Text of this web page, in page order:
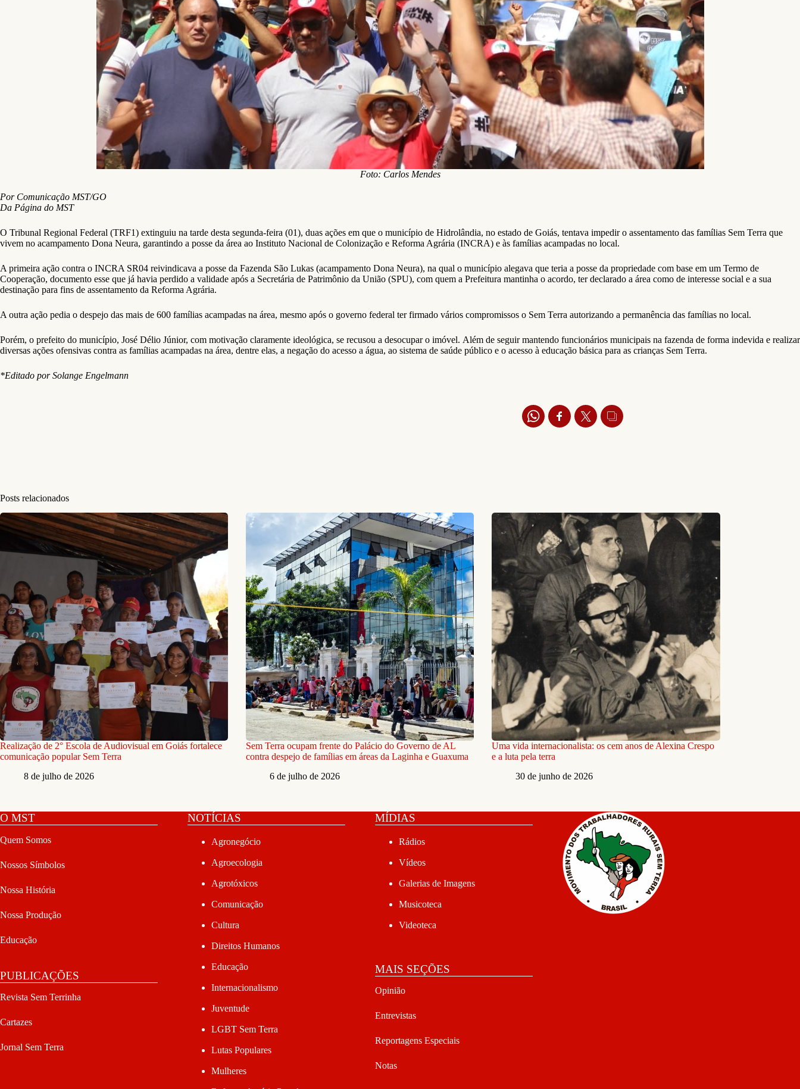
Foto: Carlos Mendes
Por Comunicação MST/GO
Da Página do MST
O Tribunal Regional Federal (TRF1) extinguiu na tarde desta segunda-feira (01), duas ações em que o município de Hidrolândia, no estado de Goiás, tentava impedir o assentamento das famílias Sem Terra que
vivem no acampamento Dona Neura, garantindo a posse da área ao Instituto Nacional de Colonização e Reforma Agrária (INCRA) e às famílias acampadas no local.
A primeira ação contra o INCRA SR04 reivindicava a posse da Fazenda São Lukas (acampamento Dona Neura), na qual o município alegava que teria a posse da propriedade com base em um Termo de
Cooperação, documento esse que já havia perdido a validade após a Secretária de Patrimônio da União (SPU), com quem a Prefeitura mantinha o acordo, ter declarado a área como de interesse social e a sua
destinação para fins de assentamento da Reforma Agrária.
A outra ação pedia o despejo das mais de 600 famílias acampadas na área, mesmo após o governo federal ter firmado vários compromissos o Sem Terra autorizando a permanência das famílias no local.
Porém, o prefeito do município, José Délio Júnior, com motivação claramente ideológica, se recusou a desocupar o imóvel. Além de seguir mantendo funcionários municipais na fazenda de forma indevida e realizar
diversas ações ofensivas contra as famílias acampadas na área, dentre elas, a negação do acesso a água, ao sistema de saúde público e o acesso à educação básica para as crianças Sem Terra.
*Editado por Solange Engelmann
Posts relacionados
Realização de 2° Escola de Audiovisual em Goiás fortalece
comunicação popular Sem Terra
8 de julho de 2026
Sem Terra ocupam frente do Palácio do Governo de AL
contra despejo de famílias em áreas da Laginha e Guaxuma
6 de julho de 2026
Uma vida internacionalista: os cem anos de Alexina Crespo
e a luta pela terra
30 de junho de 2026
O MST
Quem Somos
Nossos Símbolos
Nossa História
Nossa Produção
Educação
PUBLICAÇÕES
Revista Sem Terrinha
Cartazes
Jornal Sem Terra
NOTÍCIAS
Agronegócio
Agroecologia
Agrotóxicos
Comunicação
Cultura
Direitos Humanos
Educação
Internacionalismo
Juventude
LGBT Sem Terra
Lutas Populares
Mulheres
MÍDIAS
Rádios
Vídeos
Galerias de Imagens
Musicoteca
Videoteca
MAIS SEÇÕES
Opinião
Entrevistas
Reportagens Especiais
Notas